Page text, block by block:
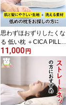
思わずほおずりしたくな
る 低い枕 ＋CICA PILLO
W ソブラーノ 寝具 スキ
ンケア ヘアーケア スト
レートネック
11,000円